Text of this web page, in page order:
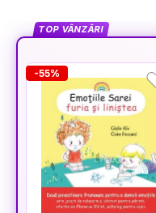
TOP VÂNZĂRI
-55%